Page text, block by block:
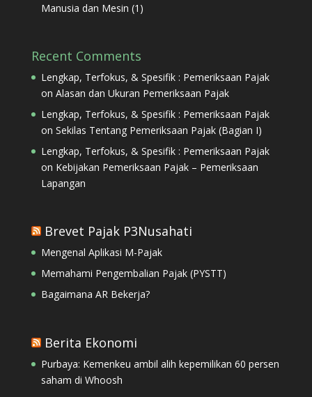
Manusia dan Mesin (1)
Recent Comments
Lengkap, Terfokus, & Spesifik : Pemeriksaan Pajak
on Alasan dan Ukuran Pemeriksaan Pajak
Lengkap, Terfokus, & Spesifik : Pemeriksaan Pajak
on Sekilas Tentang Pemeriksaan Pajak (Bagian I)
Lengkap, Terfokus, & Spesifik : Pemeriksaan Pajak
on Kebijakan Pemeriksaan Pajak – Pemeriksaan
Lapangan
Brevet Pajak P3Nusahati
Mengenal Aplikasi M-Pajak
Memahami Pengembalian Pajak (PYSTT)
Bagaimana AR Bekerja?
Berita Ekonomi
Purbaya: Kemenkeu ambil alih kepemilikan 60 persen
saham di Whoosh